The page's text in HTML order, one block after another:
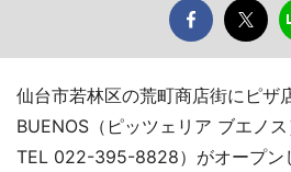
仙台市若林区の荒町商店街にピザ
BUENOS（ピッツェリア ブエノス
TEL 022-395-8828）がオープン